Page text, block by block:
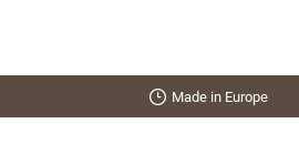
Made in Europe